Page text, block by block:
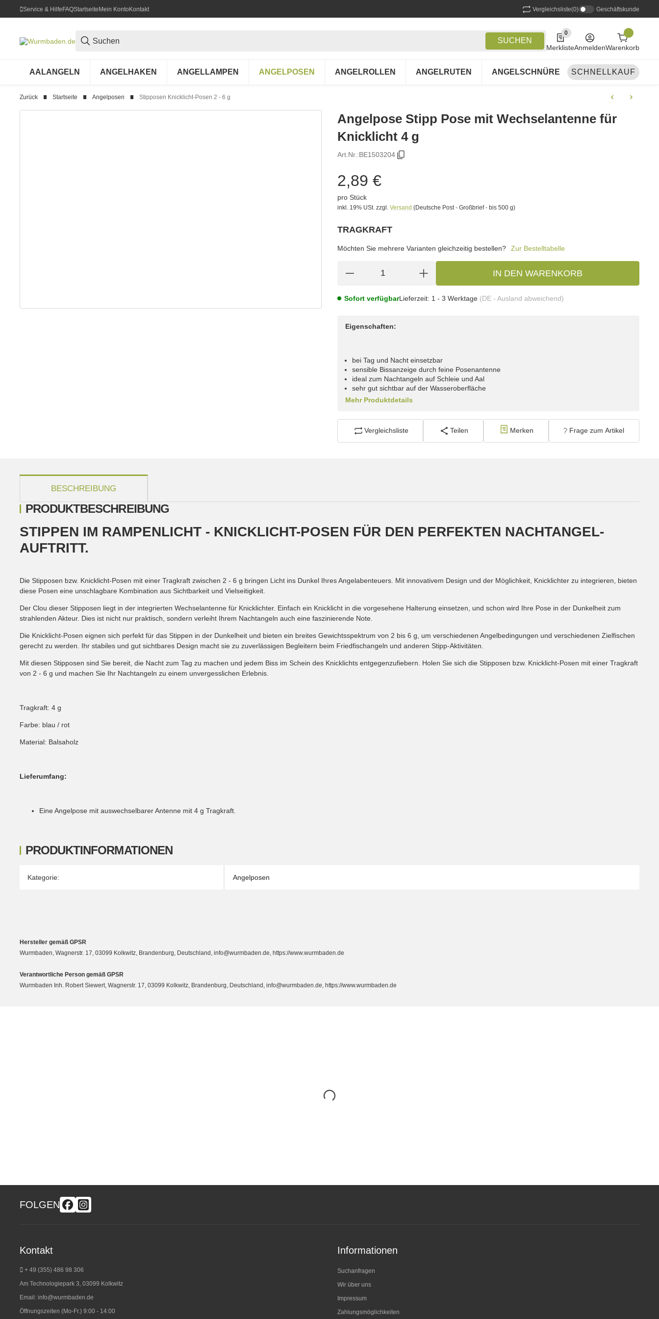
Service & HilfeFAQStartseiteMein KontoKontakt Vergleichsliste(0) Geschäftskunde
SUCHEN
0
0 Produkte in der Liste
MerklisteAnmeldenWarenkorb
AALANGELN ANGELHAKEN ANGELLAMPEN ANGELPOSEN ANGELROLLEN ANGELRUTEN ANGELSCHNÜRE ANGELSETS
SCHNELLKAUF
Zurück Startseite Angelposen Stipposen Knicklicht-Posen 2 - 6 g
Angelpose Stipp Pose mit Wechselantenne für
Knicklicht 4 g
Art.Nr.:BE1503204
2,89 €
pro Stück
inkl. 19% USt. zzgl. Versand (Deutsche Post - Großbrief - bis 500 g)
TRAGKRAFT
Möchten Sie mehrere Varianten gleichzeitig bestellen?
Zur Bestelltabelle
IN DEN WARENKORB
Sofort verfügbarLieferzeit: 1 - 3 Werktage (DE - Ausland abweichend)
Eigenschaften:
bei Tag und Nacht einsetzbar
sensible Bissanzeige durch feine Posenantenne
ideal zum Nachtangeln auf Schleie und Aal
sehr gut sichtbar auf der Wasseroberfläche
Mehr Produktdetails
Vergleichsliste Teilen Merken Frage zum Artikel
BESCHREIBUNG
PRODUKTINFORMATIONEN
Produkteigenschaft
Wert
Kategorie: Angelposen
PRODUKTBESCHREIBUNG
STIPPEN IM RAMPENLICHT - KNICKLICHT-POSEN FÜR DEN PERFEKTEN NACHTANGEL-
AUFTRITT.
Die Stipposen bzw. Knicklicht-Posen mit einer Tragkraft zwischen 2 - 6 g bringen Licht ins Dunkel Ihres Angelabenteuers. Mit innovativem Design und der Möglichkeit, Knicklichter zu integrieren, bieten
diese Posen eine unschlagbare Kombination aus Sichtbarkeit und Vielseitigkeit.
Der Clou dieser Stipposen liegt in der integrierten Wechselantenne für Knicklichter. Einfach ein Knicklicht in die vorgesehene Halterung einsetzen, und schon wird Ihre Pose in der Dunkelheit zum
strahlenden Akteur. Dies ist nicht nur praktisch, sondern verleiht Ihrem Nachtangeln auch eine faszinierende Note.
Die Knicklicht-Posen eignen sich perfekt für das Stippen in der Dunkelheit und bieten ein breites Gewichtsspektrum von 2 bis 6 g, um verschiedenen Angelbedingungen und verschiedenen Zielfischen
gerecht zu werden. Ihr stabiles und gut sichtbares Design macht sie zu zuverlässigen Begleitern beim Friedfischangeln und anderen Stipp-Aktivitäten.
Mit diesen Stipposen sind Sie bereit, die Nacht zum Tag zu machen und jedem Biss im Schein des Knicklichts entgegenzufiebern. Holen Sie sich die Stipposen bzw. Knicklicht-Posen mit einer Tragkraft
von 2 - 6 g und machen Sie Ihr Nachtangeln zu einem unvergesslichen Erlebnis.
Tragkraft: 4 g
Farbe: blau / rot
Material: Balsaholz
Lieferumfang:
Eine Angelpose mit auswechselbarer Antenne mit 4 g Tragkraft.
Hersteller gemäß GPSR
Wurmbaden, Wagnerstr. 17, 03099 Kolkwitz, Brandenburg, Deutschland, info@wurmbaden.de, https://www.wurmbaden.de
Verantwortliche Person gemäß GPSR
Wurmbaden Inh. Robert Siewert, Wagnerstr. 17, 03099 Kolkwitz, Brandenburg, Deutschland, info@wurmbaden.de, https://www.wurmbaden.de
FOLGEN
Kontakt
+ 49 (355) 486 98 306
Am Technologiepark 3, 03099 Kolkwitz
Email: info@wurmbaden.de
Öffnungszeiten (Mo-Fr.) 9:00 - 14:00
Informationen
Suchanfragen
Wir über uns
Impressum
Zahlungsmöglichkeiten